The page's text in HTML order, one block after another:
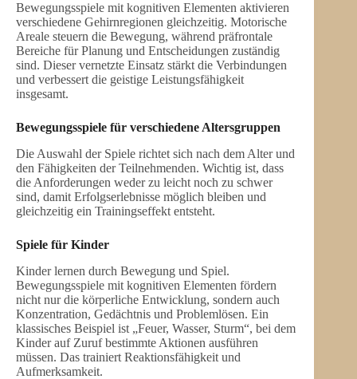
Bewegungsspiele mit kognitiven Elementen aktivieren
verschiedene Gehirnregionen gleichzeitig. Motorische
Areale steuern die Bewegung, während präfrontale
Bereiche für Planung und Entscheidungen zuständig
sind. Dieser vernetzte Einsatz stärkt die Verbindungen
und verbessert die geistige Leistungsfähigkeit
insgesamt.
Bewegungsspiele für verschiedene Altersgruppen
Die Auswahl der Spiele richtet sich nach dem Alter und
den Fähigkeiten der Teilnehmenden. Wichtig ist, dass
die Anforderungen weder zu leicht noch zu schwer
sind, damit Erfolgserlebnisse möglich bleiben und
gleichzeitig ein Trainingseffekt entsteht.
Spiele für Kinder
Kinder lernen durch Bewegung und Spiel.
Bewegungsspiele mit kognitiven Elementen fördern
nicht nur die körperliche Entwicklung, sondern auch
Konzentration, Gedächtnis und Problemlösen. Ein
klassisches Beispiel ist „Feuer, Wasser, Sturm“, bei dem
Kinder auf Zuruf bestimmte Aktionen ausführen
müssen. Das trainiert Reaktionsfähigkeit und
Aufmerksamkeit.